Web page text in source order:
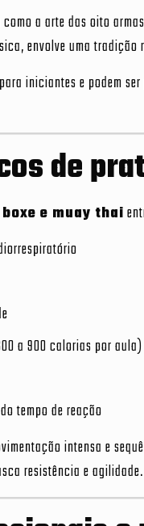
a arte das oito
envolve uma
iniciantes e podem
de
boxe e muay thai
a 900 calorias por aula)
tempo de reação
intensa e
resistência e agilidade.